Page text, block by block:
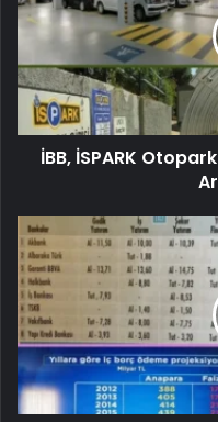
İBB, İSPARK